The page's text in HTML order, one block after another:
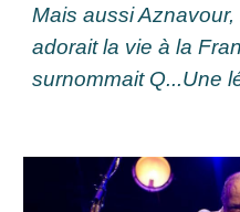
Mais aussi
adorait la vie à la
surnommait Q...Une